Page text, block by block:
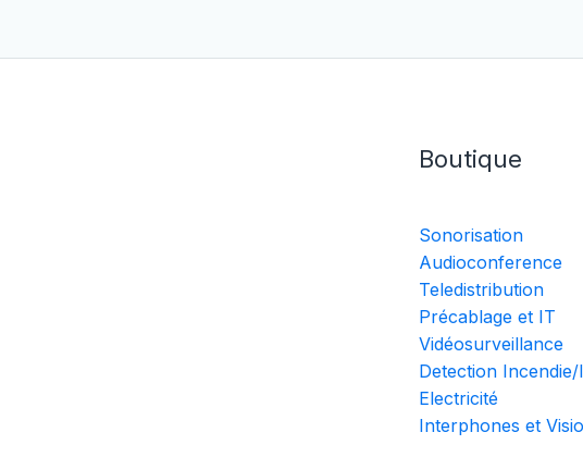
Boutique
Sonorisation
Audioconference
Teledistribution
Précablage et IT
Vidéosurveillance
Detection
Electricité
Interphones et